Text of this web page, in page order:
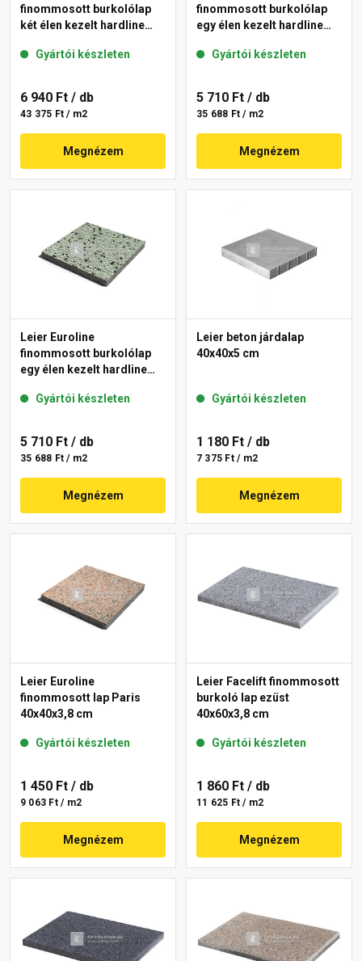
finommosott burkolólap
két élen kezelt hardline
Gyártói készleten
6 940 Ft / db
43 375 Ft / m2
Megnézem
finommosott burkolólap
egy élen kezelt hardline
Gyártói készleten
5 710 Ft / db
35 688 Ft / m2
Megnézem
Leier Euroline
finommosott burkolólap
egy élen kezelt hardline
Gyártói készleten
5 710 Ft / db
35 688 Ft / m2
Megnézem
Leier beton járdalap
40x40x5 cm
Gyártói készleten
1 180 Ft / db
7 375 Ft / m2
Megnézem
Leier Euroline
finommosott lap Paris
40x40x3,8 cm
Gyártói készleten
1 450 Ft / db
9 063 Ft / m2
Megnézem
Leier Facelift finommosott
burkoló lap ezüst
40x60x3,8 cm
Gyártói készleten
1 860 Ft / db
11 625 Ft / m2
Megnézem